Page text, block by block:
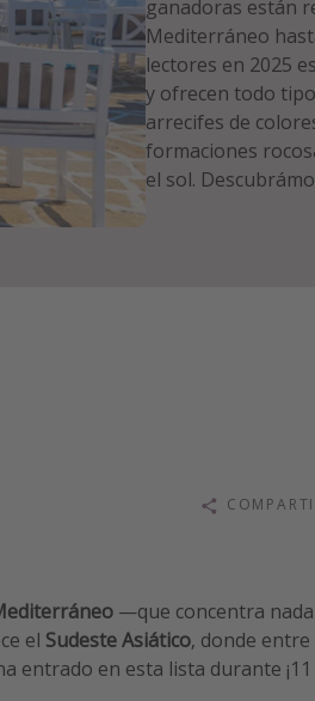
ganadoras están
Mediterráneo
lectores en 2025
y ofrecen todo
arrecifes de
formaciones
el sol.
—que concentra nada
el Sudeste Asiático, donde entre
entrado en esta lista durante ¡11